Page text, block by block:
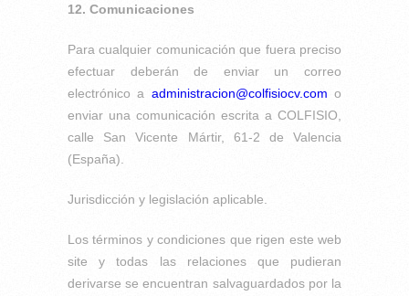
12. Comunicaciones
Para cualquier comunicación que fuera preciso
efectuar deberán de enviar un correo
electrónico a administracion@colfisiocv.com o
enviar una comunicación escrita a COLFISIO,
calle San Vicente Mártir, 61-2 de Valencia
(España).
Jurisdicción y legislación aplicable.
Los términos y condiciones que rigen este web
site y todas las relaciones que pudieran
derivarse se encuentran salvaguardados por la